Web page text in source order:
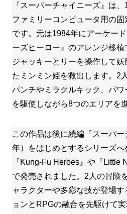
『スーパーチャイニーズ』は
ファミリーコンピュータ用の
です。元は1984年にアーケー
ーズヒーロー』のアレンジ移
ジャッキーとリーを操作して
たミンミン姫を救出します。2
パンチやミラクルキック、パ
を駆使しながら8つのエリアを
この作品は後に続編『スーパ
年）をはじめとするシリーズへ
『Kung-Fu Heroes』や『Little
で発売されました。2人の冒険
ャラクターや多彩な技が登場
ョンとRPGの融合を先駆けて